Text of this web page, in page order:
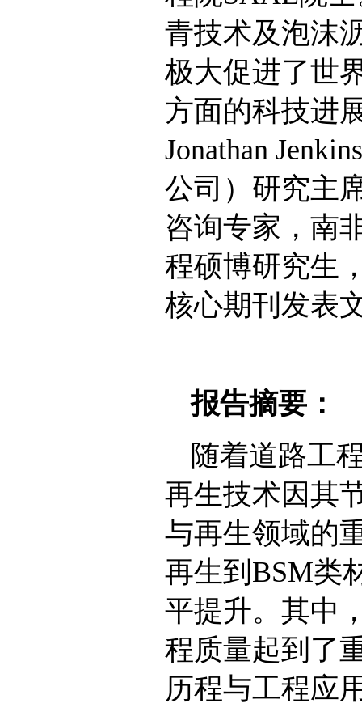
青技术及泡沫
极大促进了世
方面的科技进
Jonathan
公司）研究主
咨询专家，南
程硕博研究生
核心期刊发表
报告摘要：
随着道路工
再生技术因其
与再生领域的
再生到BSM类
平提升。其中
程质量起到了
历程与工程应